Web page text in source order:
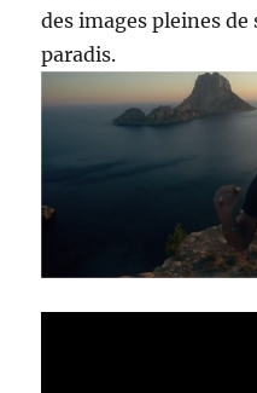
des images pleines
paradis.